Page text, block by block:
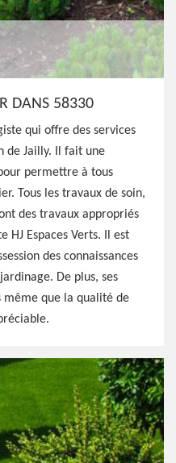
DANS 58330
qui offre des services
de Jailly. Il fait une
permettre à tous
Tous les travaux de soin,
des travaux appropriés
HJ Espaces Verts. Il est
des connaissances
De plus, ses
même que la qualité de